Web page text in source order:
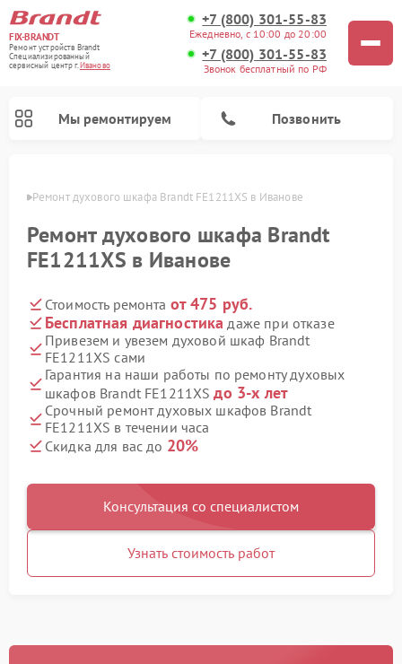
FIX-BRANDT
Ремонт устройств Brandt
Специализированный
cервисный центр г.Иваново
+7 (800) 301-55-83
Ежедневно, с 10:00 до 20:00
+7 (800) 301-55-83
Звонок бесплатный по РФ
Мы ремонтируем Позвонить
Ремонт духового шкафа Brandt FE1211XS в Иванове
Ремонт духового шкафа Brandt
FE1211XS в Иванове
Стоимость ремонта от 475 руб.
Бесплатная диагностика даже при отказе
Привезем и увезем духовой шкаф Brandt
FE1211XS сами
Гарантия на наши работы по ремонту духовых
шкафов Brandt FE1211XSдо 3-х лет
Срочный ремонт духовых шкафов Brandt
FE1211XS в течении часа
Скидка для вас до 20%
Консультация со специалистом
Узнать стоимость работ